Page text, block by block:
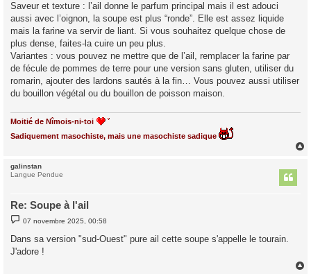
Saveur et texture : l’ail donne le parfum principal mais il est adouci
aussi avec l’oignon, la soupe est plus “ronde”. Elle est assez liquide
mais la farine va servir de liant. Si vous souhaitez quelque chose de
plus dense, faites-la cuire un peu plus.
Variantes : vous pouvez ne mettre que de l’ail, remplacer la farine par
de fécule de pommes de terre pour une version sans gluten, utiliser du
romarin, ajouter des lardons sautés à la fin… Vous pouvez aussi utiliser
du bouillon végétal ou du bouillon de poisson maison.
Moitié de Nîmois-ni-toi
Sadiquement masochiste, mais une masochiste sadique
galinstan
Langue Pendue
Re: Soupe à l'ail
M
e
s
a
07 novembre 2025, 00:58
Dans sa version "sud-Ouest" pure ail cette soupe s'appelle le tourain.
J'adore !